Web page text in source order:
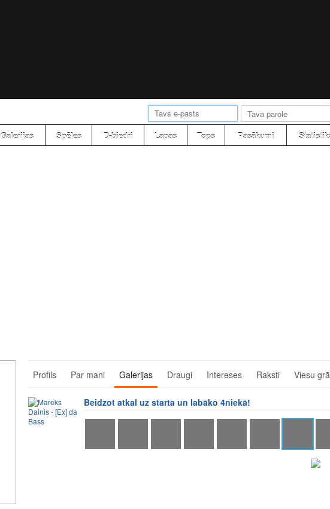
Galerijas Spēles D-biedri Lapas Tops Pasākumi
Profils Par mani Galerijas Draugi Intereses Raksti Viesu
Beidzot atkal uz starta un labāko 4niekā!